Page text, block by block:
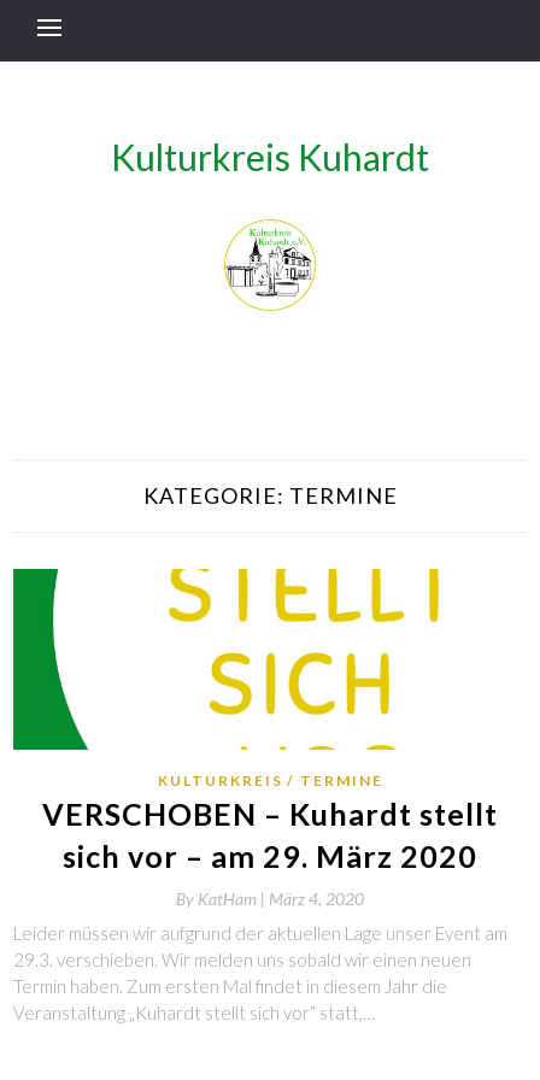
Kulturkreis Kuhardt
KATEGORIE: TERMINE
KULTURKREIS TERMINE
VERSCHOBEN – Kuhardt stellt
sich vor – am 29. März 2020
By KatHam | März 4, 2020
Leider müssen wir aufgrund der aktuellen Lage unser Event am
29.3. verschieben. Wir melden uns sobald wir einen neuen
Termin haben. Zum ersten Mal findet in diesem Jahr die
Veranstaltung „Kuhardt stellt sich vor“ statt,…